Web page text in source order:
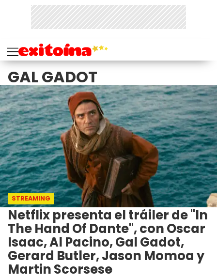
GAL GADOT
STREAMING
Netflix presenta el tráiler de "In
The Hand Of Dante", con Oscar
Isaac, Al Pacino, Gal Gadot,
Gerard Butler, Jason Momoa y
Martin Scorsese